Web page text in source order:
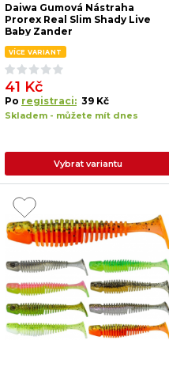
Daiwa Gumová Nástraha
Prorex Real Slim Shady Live
Baby Zander
VÍCE VARIANT
41 Kč
Po registraci: 39 Kč
Skladem - můžete mít dnes
Vybrat variantu